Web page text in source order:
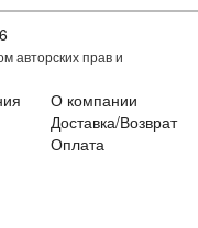
авторских прав и
О компании
Доставка/Возврат
Оплата